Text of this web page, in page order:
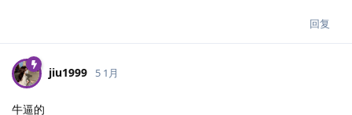
回复
jiu1999 5 1月
牛逼的